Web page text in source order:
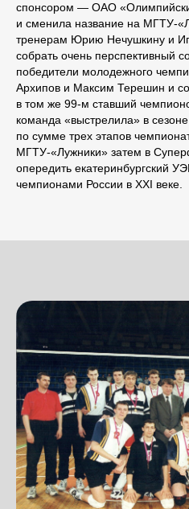
спонсором — ОАО
и сменила название на МГТУ-
тренерам Юрию Нечушкину и
собрать очень перспективный
победители молодежного
Архипов и Максим Терешин и
в том же 99-м ставший
команда «выстрелила» в
по сумме трех этапов
МГТУ-«Лужники» затем в
опередить екатеринбургский
чемпионами России в XXI веке.